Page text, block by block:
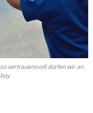
vertrauensvoll dürfen wir an